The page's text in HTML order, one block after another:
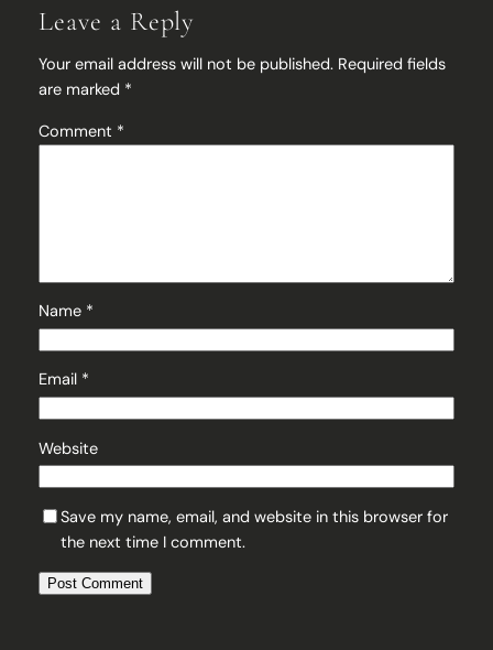
Leave a Reply
Your email address will not be published. Required fields
are marked *
Comment *
Name *
Email *
Website
Save my name, email, and website in this browser for
the next time I comment.